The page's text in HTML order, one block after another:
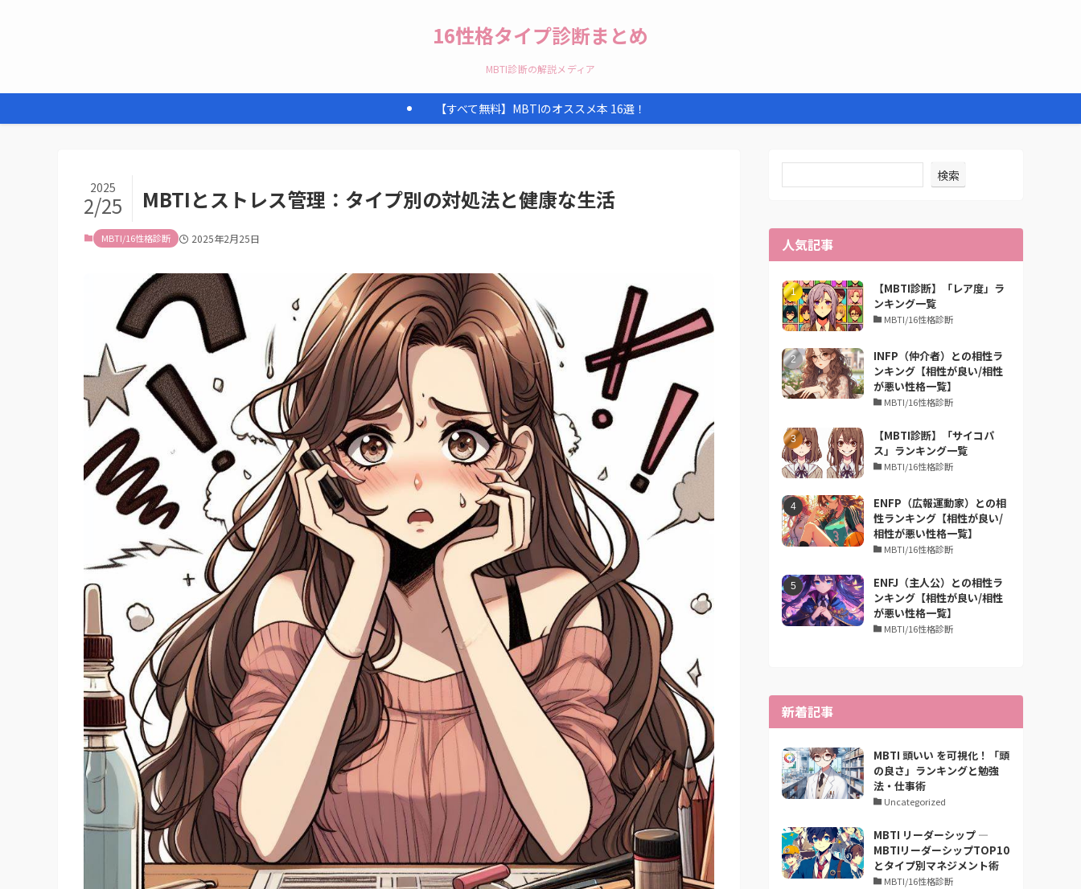
16性格タイプ診断まとめ
MBTI診断の解説メディア
【すべて無料】MBTIのオススメ本 16選！
MBTIとストレス管理：タイプ別の対処法と健康な生活
2025
2/25
MBTI/16性格診断 2025年2月25日
検索
人気記事
【MBTI診断】「レア度」ラ
ンキング一覧
MBTI/16性格診断
INFP（仲介者）との相性ラ
ンキング【相性が良い/相性
が悪い性格一覧】
MBTI/16性格診断
【MBTI診断】「サイコパ
ス」ランキング一覧
MBTI/16性格診断
ENFP（広報運動家）との相
性ランキング【相性が良い/
相性が悪い性格一覧】
MBTI/16性格診断
ENFJ（主人公）との相性ラ
ンキング【相性が良い/相性
が悪い性格一覧】
MBTI/16性格診断
新着記事
MBTI 頭いい を可視化！「頭
の良さ」ランキングと勉強
法・仕事術
Uncategorized
MBTI リーダーシップ —
MBTIリーダーシップTOP10
とタイプ別マネジメント術
MBTI/16性格診断